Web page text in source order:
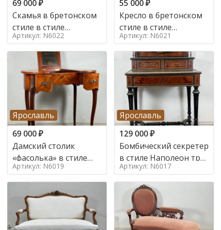
69 000₽
Скамья в бретонском
стиле в стиле
Артикул: N6022
55 000₽
Кресло в бретонском
стиле в стиле
Артикул: N6021
Ярославль
69 000₽
Дамский столик
«фасолька» в стиле
Луи 16,
Артикул: N6019
Ярославль
129 000₽
Бомбический секретер
в стиле Наполеон труа
в стиле
Артикул: N6017